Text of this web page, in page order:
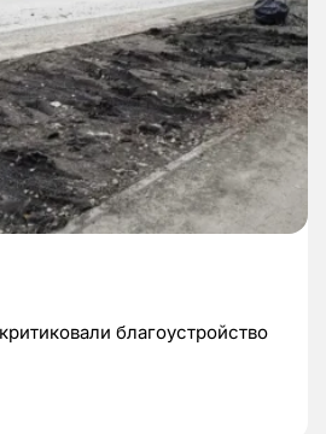
благоустройство